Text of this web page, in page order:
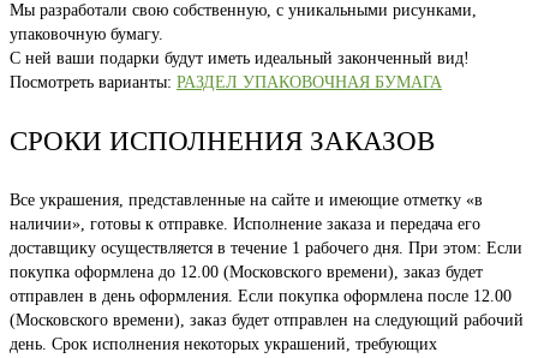
Мы разработали свою собственную, с уникальными рисунками,
упаковочную бумагу.
С ней ваши подарки будут иметь идеальный законченный вид!
Посмотреть варианты: РАЗДЕЛ УПАКОВОЧНАЯ БУМАГА
СРОКИ ИСПОЛНЕНИЯ ЗАКАЗОВ
Все украшения, представленные на сайте и имеющие отметку «в
наличии», готовы к отправке. Исполнение заказа и передача его
доставщику осуществляется в течение 1 рабочего дня. При этом: Если
покупка оформлена до 12.00 (Московского времени), заказ будет
отправлен в день оформления. Если покупка оформлена после 12.00
(Московского времени), заказ будет отправлен на следующий рабочий
день. Срок исполнения некоторых украшений, требующих